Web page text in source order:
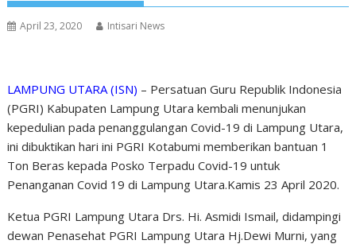
April 23, 2020 Intisari News
LAMPUNG UTARA (ISN) – Persatuan Guru Republik Indonesia
(PGRI) Kabupaten Lampung Utara kembali menunjukan
kepedulian pada penanggulangan Covid-19 di Lampung Utara,
ini dibuktikan hari ini PGRI Kotabumi memberikan bantuan 1
Ton Beras kepada Posko Terpadu Covid-19 untuk
Penanganan Covid 19 di Lampung Utara.Kamis 23 April 2020.
Ketua PGRI Lampung Utara Drs. Hi. Asmidi Ismail, didampingi
dewan Penasehat PGRI Lampung Utara Hj.Dewi Murni, yang